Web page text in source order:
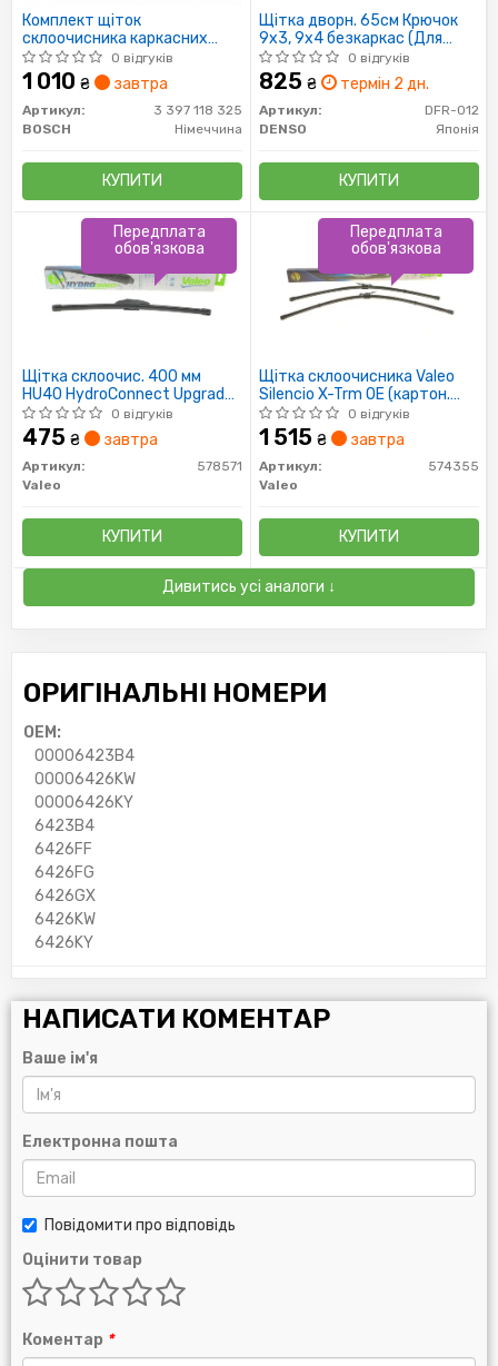
Комплект щіток
склоочисника каркасних
Bosch Twin Spoiler 650/400
0 відгуків
1 010 ₴ завтра
Артикул:
3 397 118 325
BOSCH
Німеччина
КУПИТИ
Щітка дворн. 65см Крючок
9x3, 9x4 безкаркас (Для
автомобилей с одной
щеткой)
0 відгуків
825 ₴ термін 2 дн.
Артикул:
DFR-012
DENSO
Японія
КУПИТИ
Щітка склоочис. 400 мм
HU40 HydroConnect Upgrade
LHD (пр-во Valeo)
0 відгуків
475 ₴ завтра
Артикул:
578571
Valeo
КУПИТИ
Передплата
обов'язкова
Щітка склоочисника Valeo
Silencio X-Trm OE (картон.
Упаковка) x 2шт.
0 відгуків
1 515 ₴ завтра
Артикул:
574355
Valeo
КУПИТИ
Передплата
обов'язкова
Дивитись усі аналоги ↓
ОРИГІНАЛЬНІ НОМЕРИ
OEM:
00006423B4
00006426KW
00006426KY
6423B4
6426FF
6426FG
6426GX
6426KW
6426KY
НАПИСАТИ КОМЕНТАР
Ваше ім'я
Електронна пошта
Повідомити про відповідь
Оцінити товар
Коментар *